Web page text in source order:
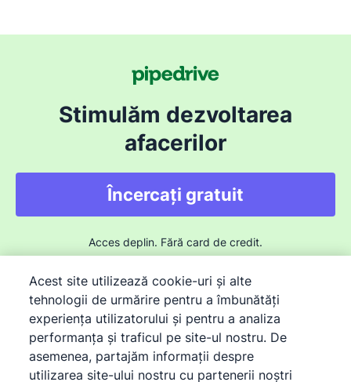
Stimulăm dezvoltarea
afacerilor
Încercați gratuit
Acces deplin. Fără card de credit.
©2026Pipedrive
Acest site utilizează cookie-uri și alte
tehnologii de urmărire pentru a îmbunătăți
experiența utilizatorului și pentru a analiza
performanța și traficul pe site-ul nostru. De
asemenea, partajăm informații despre
utilizarea site-ului nostru cu partenerii noștri